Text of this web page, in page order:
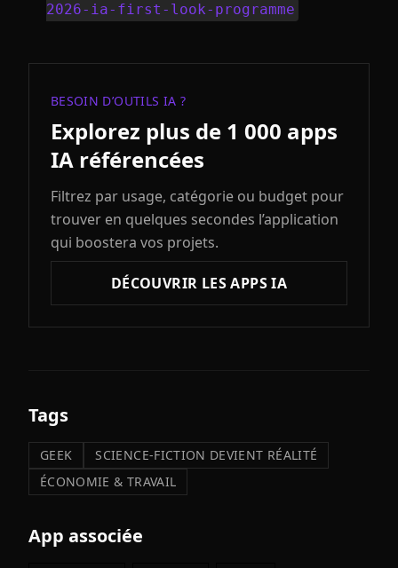
2026-ia-first-look-programme
BESOIN D’OUTILS IA ?
Explorez plus de 1 000 apps
IA référencées
Filtrez par usage, catégorie ou budget pour
trouver en quelques secondes l’application
qui boostera vos projets.
DÉCOUVRIR LES APPS IA
Tags
GEEK
SCIENCE-FICTION DEVIENT RÉALITÉ
ÉCONOMIE & TRAVAIL
App associée